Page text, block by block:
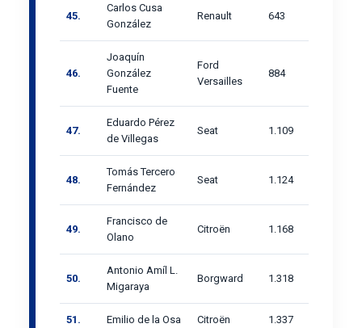
45.
Carlos Cusa
González
Renault 643
46.
Joaquín
González
Fuente
Ford
Versailles
884
47.
Eduardo Pérez
de Villegas
Seat 1.109
48.
Tomás Tercero
Fernández
Seat 1.124
49.
Francisco de
Olano
Citroën 1.168
50.
Antonio Amíl L.
Migaraya
Borgward 1.318
51. Emilio de la Osa Citroën 1.337